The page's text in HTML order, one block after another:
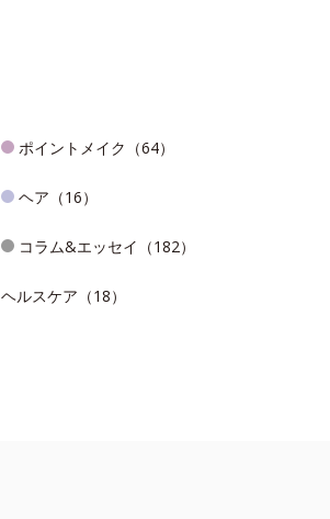
ポイントメイク（64）
ヘア（16）
コラム&エッセイ（182）
ヘルスケア（18）